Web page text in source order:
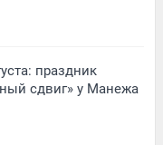
праздник
сдвиг» у Манежа